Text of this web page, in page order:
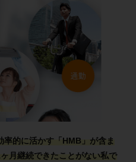
率的に活かす「HMB」が含ま
月継続できたことがない私で